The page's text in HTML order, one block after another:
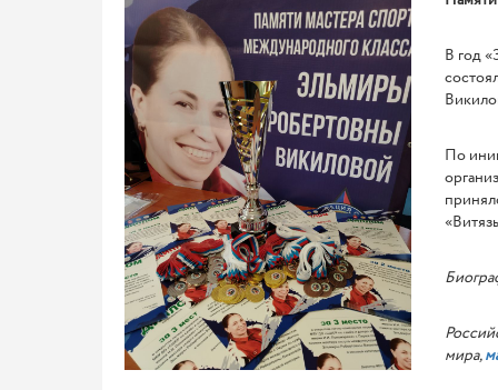
В год
По
мира,